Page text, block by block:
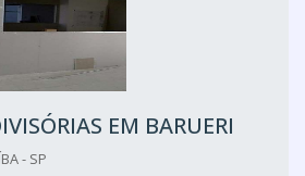
EM BARUERI
- SP